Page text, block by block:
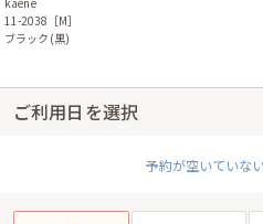
11-2038［M］
ブラック(黒)
ご利用日を選択
予約が空いていな